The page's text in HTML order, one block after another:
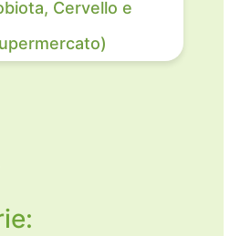
Cervello e